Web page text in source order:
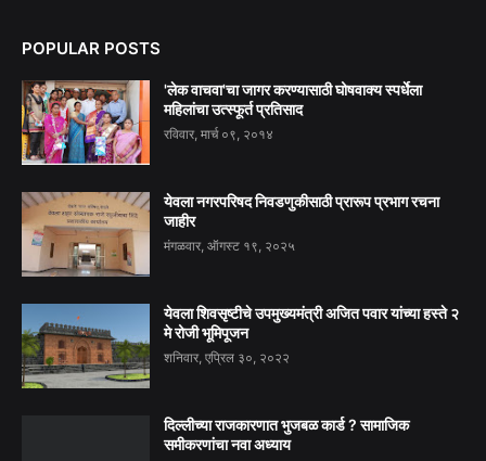
POPULAR POSTS
'लेक वाचवा'चा जागर करण्यासाठी घोषवाक्य स्पर्धेला
महिलांचा उत्स्फूर्त प्रतिसाद
रविवार, मार्च ०९, २०१४
येवला नगरपरिषद निवडणुकीसाठी प्रारूप प्रभाग रचना
जाहीर
मंगळवार, ऑगस्ट १९, २०२५
येवला शिवसृष्टीचे उपमुख्यमंत्री अजित पवार यांच्या हस्ते २
मे रोजी भूमिपूजन
शनिवार, एप्रिल ३०, २०२२
दिल्लीच्या राजकारणात भुजबळ कार्ड ? सामाजिक
समीकरणांचा नवा अध्याय